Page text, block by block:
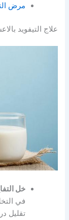
مرض
علاج التيفويد
خل
في
تقليل